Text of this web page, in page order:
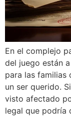
En el complejo
del juego están
para las familias
un ser querido.
visto afectado
legal que podría